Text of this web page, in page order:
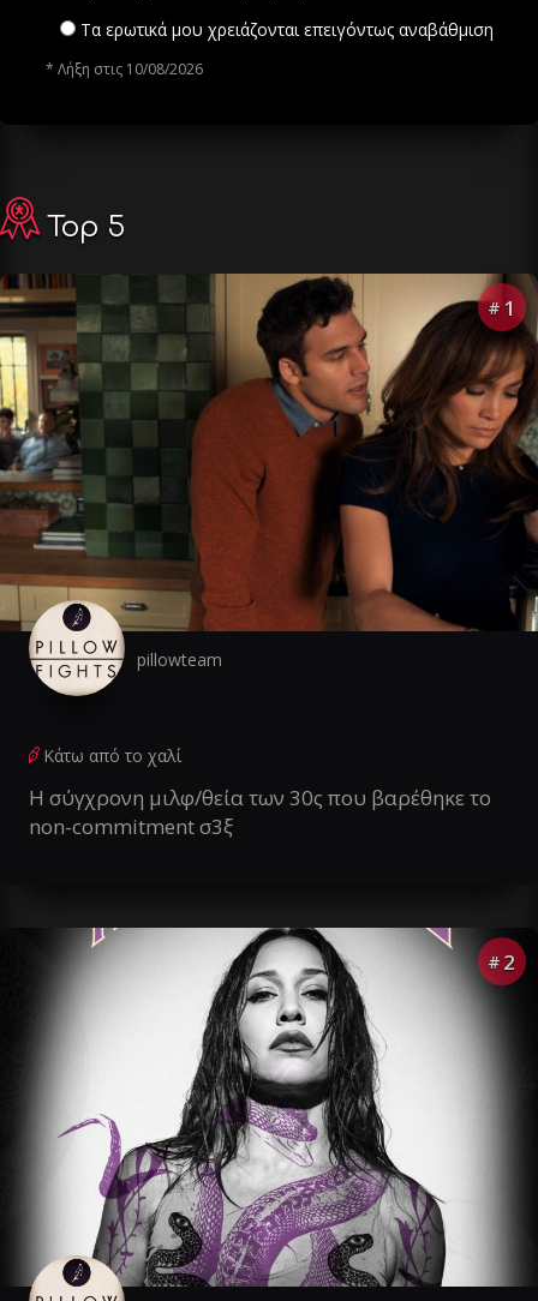
Τα ερωτικά μου χρειάζονται επειγόντως αναβάθμιση
* Λήξη στις 10/08/2026
Top 5
# 1
pillowteam
Κάτω από το χαλί
Η σύγχρονη μιλφ/θεία των 30ς που βαρέθηκε το
non-commitment σ3ξ
# 2